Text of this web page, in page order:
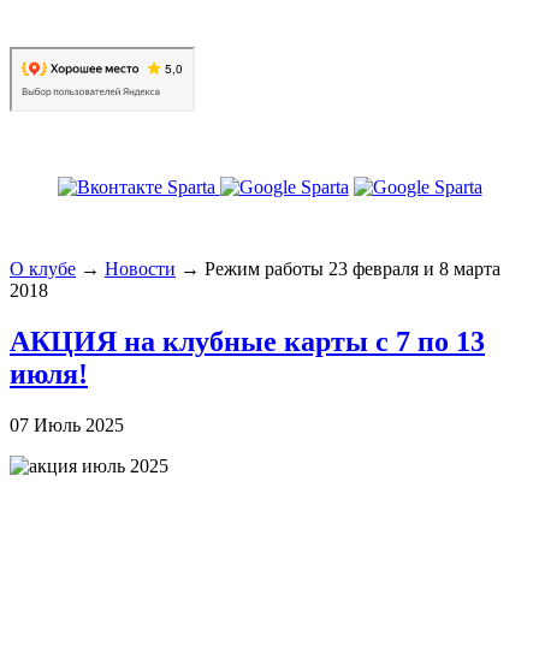
О клубе → Новости → Режим работы 23 февраля и 8 марта
2018
АКЦИЯ на клубные карты с 7 по 13
июля!
07 Июль 2025